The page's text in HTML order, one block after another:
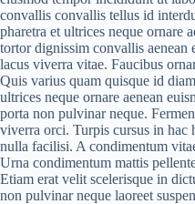
convallis convallis tellus id
pharetra et ultrices neque ornare
tortor dignissim convallis aenean
lacus viverra vitae. Faucibus
Quis varius quam quisque id
ultrices neque ornare aenean
porta non pulvinar neque.
viverra orci. Turpis cursus in hac
nulla facilisi. A condimentum
Urna condimentum mattis
Etiam erat velit scelerisque in
non pulvinar neque laoreet